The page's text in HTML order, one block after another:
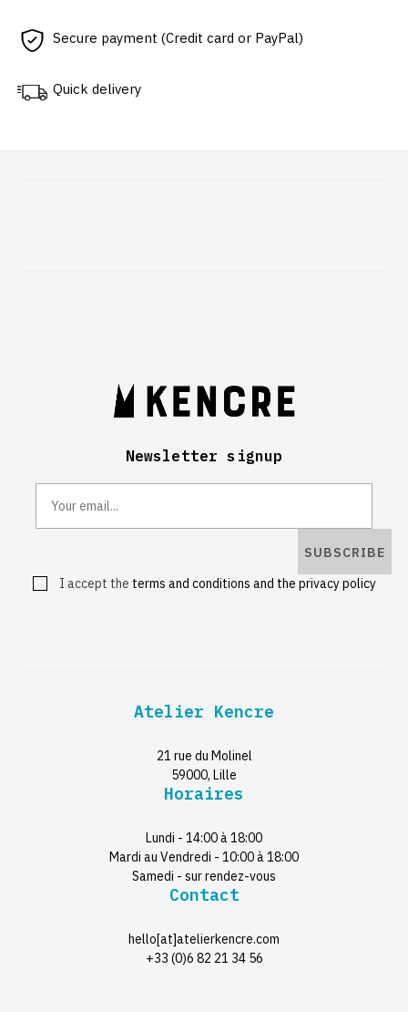
Secure payment (Credit card or PayPal)
Quick delivery
Newsletter signup
SUBSCRIBE
I accept the terms and conditions and the privacy policy
Atelier Kencre
21 rue du Molinel
59000, Lille
Horaires
Lundi - 14:00 à 18:00
Mardi au Vendredi - 10:00 à 18:00
Samedi - sur rendez-vous
Contact
hello[at]atelierkencre.com
+33 (0)6 82 21 34 56